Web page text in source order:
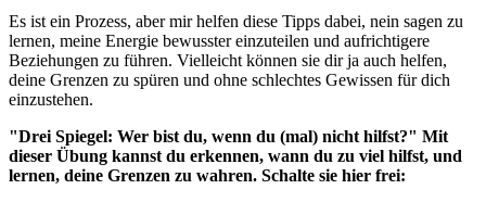
Es ist ein Prozess, aber mir helfen diese Tipps dabei, nein sagen zu
lernen, meine Energie bewusster einzuteilen und aufrichtigere
Beziehungen zu führen. Vielleicht können sie dir ja auch helfen,
deine Grenzen zu spüren und ohne schlechtes Gewissen für dich
einzustehen.
"Drei Spiegel: Wer bist du, wenn du (mal) nicht hilfst?" Mit
dieser Übung kannst du erkennen, wann du zu viel hilfst, und
lernen, deine Grenzen zu wahren. Schalte sie hier frei: